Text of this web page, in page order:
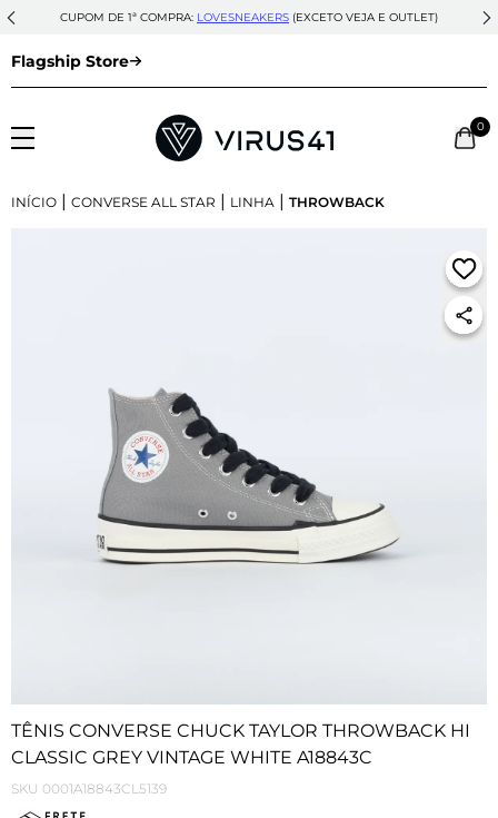
CUPOM DE 1ª COMPRA: LOVESNEAKERS (EXCETO VEJA E OUTLET)
Flagship Store
0
INÍCIO | CONVERSE ALL STAR | LINHA | THROWBACK
TÊNIS CONVERSE CHUCK TAYLOR THROWBACK HI
CLASSIC GREY VINTAGE WHITE A18843C
SKU 0001A18843CL5139